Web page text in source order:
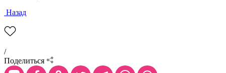
Назад
/
Поделиться